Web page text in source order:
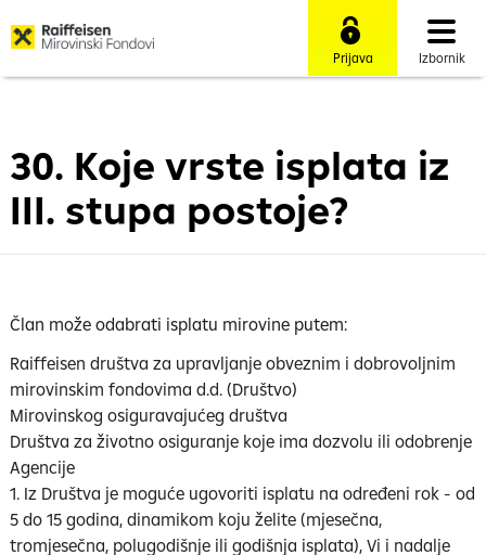
Izbornik
Prijava
30. Koje vrste isplata iz
III. stupa postoje?
Član može odabrati isplatu mirovine putem:
Raiffeisen društva za upravljanje obveznim i dobrovoljnim
mirovinskim fondovima d.d. (Društvo)
Mirovinskog osiguravajućeg društva
Društva za životno osiguranje koje ima dozvolu ili odobrenje
Agencije
1. Iz Društva je moguće ugovoriti isplatu na određeni rok - od
5 do 15 godina, dinamikom koju želite (mjesečna,
tromjesečna, polugodišnje ili godišnja isplata), Vi i nadalje